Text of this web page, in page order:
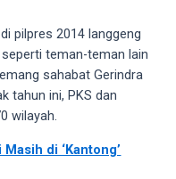
pilpres 2014 langgeng
teman-teman lain
sahabat Gerindra
tahun ini, PKS dan
wilayah.
di ‘Kantong’